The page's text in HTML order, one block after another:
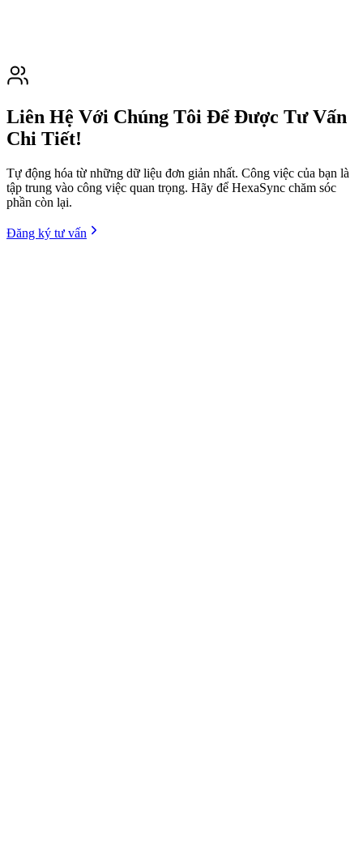
Liên Hệ Với Chúng Tôi Để Được Tư Vấn
Chi Tiết!
Tự động hóa từ những dữ liệu đơn giản nhất. Công việc của bạn là
tập trung vào công việc quan trọng. Hãy để HexaSync chăm sóc
phần còn lại.
Đăng ký tư vấn